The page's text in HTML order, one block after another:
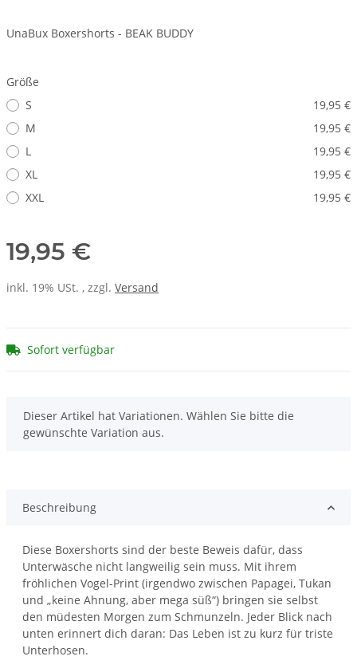
UnaBux Boxershorts - BEAK BUDDY
Größe
S
19,95 €
M
19,95 €
L
19,95 €
XL
19,95 €
XXL
19,95 €
19,95 €
inkl. 19% USt. , zzgl. Versand
Sofort verfügbar
x
Dieser Artikel hat Variationen. Wählen Sie bitte die
gewünschte Variation aus.
Beschreibung
Diese Boxershorts sind der beste Beweis dafür, dass
Unterwäsche nicht langweilig sein muss. Mit ihrem
fröhlichen Vogel-Print (irgendwo zwischen Papagei, Tukan
und „keine Ahnung, aber mega süß“) bringen sie selbst
den müdesten Morgen zum Schmunzeln. Jeder Blick nach
unten erinnert dich daran: Das Leben ist zu kurz für triste
Unterhosen.